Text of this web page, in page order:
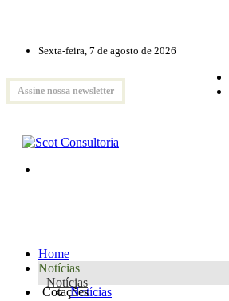
Sexta-feira, 7 de agosto de 2026
Assine nossa newsletter
Home
Notícias
Notícias
Notícias
Cotações